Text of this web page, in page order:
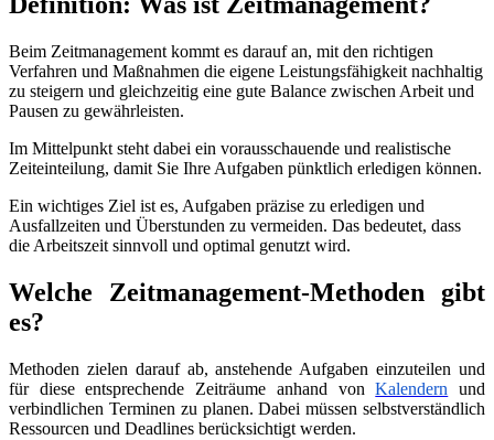
Beim Zeitmanagement kommt es darauf an, mit den richtigen
Verfahren und Maßnahmen die eigene Leistungsfähigkeit nachhaltig
zu steigern und gleichzeitig eine gute Balance zwischen Arbeit und
Pausen zu gewährleisten.
Im Mittelpunkt steht dabei ein vorausschauende und realistische
Zeiteinteilung, damit Sie Ihre Aufgaben pünktlich erledigen können.
Ein wichtiges Ziel ist es, Aufgaben präzise zu erledigen und
Ausfallzeiten und Überstunden zu vermeiden. Das bedeutet, dass
die Arbeitszeit sinnvoll und optimal genutzt wird.
Welche Zeitmanagement-Methoden gibt
es?
Methoden zielen darauf ab, anstehende Aufgaben einzuteilen und
für diese entsprechende Zeiträume anhand vonKalendern und
verbindlichen Terminen zu planen. Dabei müssen selbstverständlich
Ressourcen und Deadlines berücksichtigt werden.